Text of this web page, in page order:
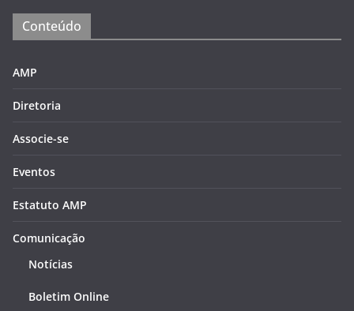
Conteúdo
AMP
Diretoria
Associe-se
Eventos
Estatuto AMP
Comunicação
Notícias
Boletim Online